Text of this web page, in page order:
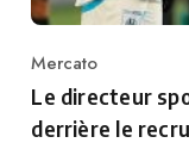
Category
Mercato
Le directeur
derrière le